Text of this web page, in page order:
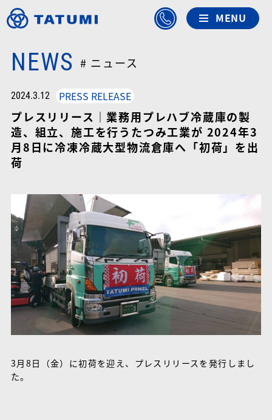
NEWS # ニュース
2024.3.12 PRESS RELEASE
プレスリリース｜業務用プレハブ冷蔵庫の製
造、組立、施工を行うたつみ工業が 2024年3
月8日に冷凍冷蔵大型物流倉庫へ「初荷」を出
荷
3月8日（金）に初荷を迎え、プレスリリースを発行しまし
た。